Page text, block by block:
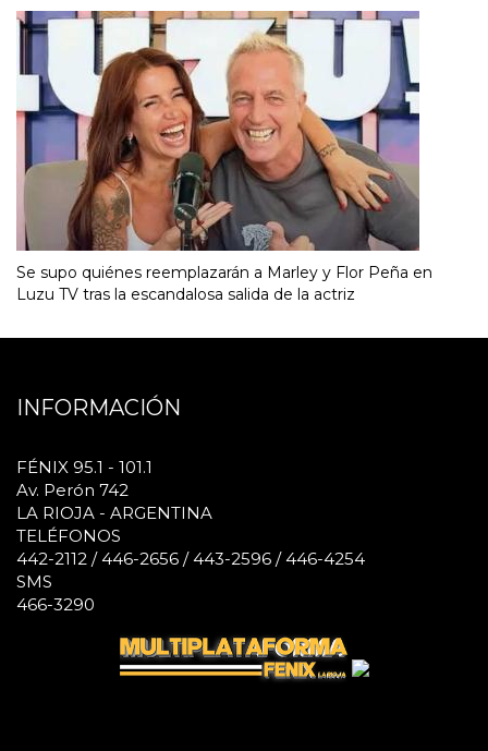
Se supo quiénes reemplazarán a Marley y Flor Peña en
Luzu TV tras la escandalosa salida de la actriz
INFORMACIÓN
FÉNIX 95.1 - 101.1
Av. Perón 742
LA RIOJA - ARGENTINA
TELÉFONOS
442-2112 / 446-2656 / 443-2596 / 446-4254
SMS
466-3290